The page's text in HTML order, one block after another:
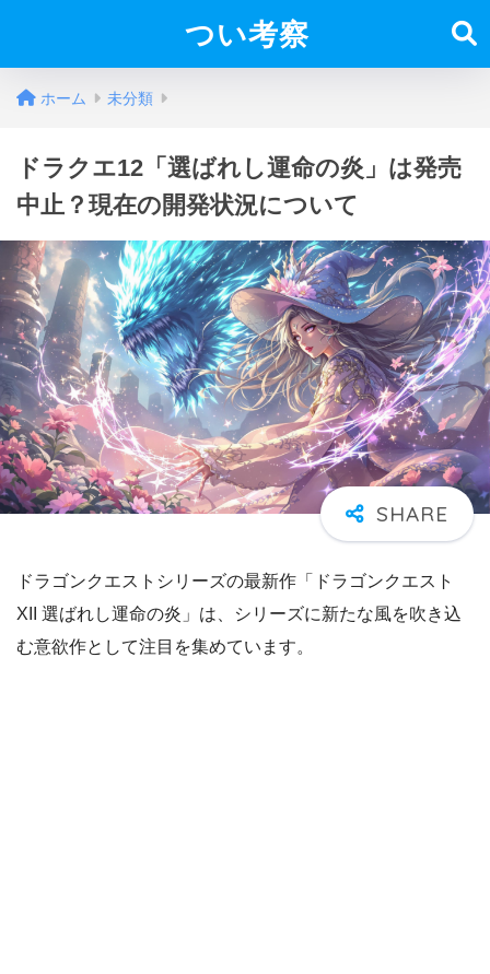
つい考察
ホーム 未分類
ドラクエ12「選ばれし運命の炎」は発売
中止？現在の開発状況について
ドラゴンクエストシリーズの最新作「ドラゴンクエスト
XII 選ばれし運命の炎」は、シリーズに新たな風を吹き込
む意欲作として注目を集めています。